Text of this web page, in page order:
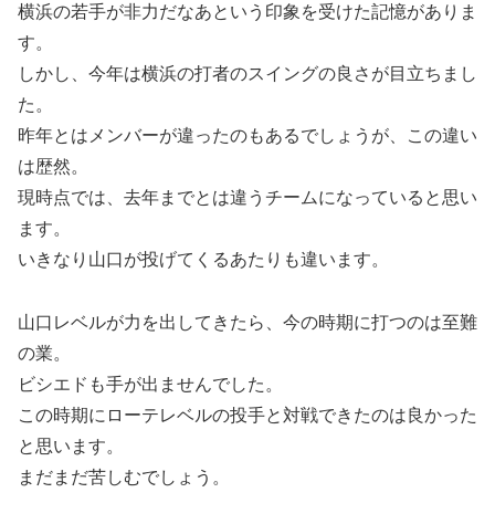
横浜の若手が非力だなあという印象を受けた記憶がありま
す。
しかし、今年は横浜の打者のスイングの良さが目立ちまし
た。
昨年とはメンバーが違ったのもあるでしょうが、この違い
は歴然。
現時点では、去年までとは違うチームになっていると思い
ます。
いきなり山口が投げてくるあたりも違います。
山口レベルが力を出してきたら、今の時期に打つのは至難
の業。
ビシエドも手が出ませんでした。
この時期にローテレベルの投手と対戦できたのは良かった
と思います。
まだまだ苦しむでしょう。